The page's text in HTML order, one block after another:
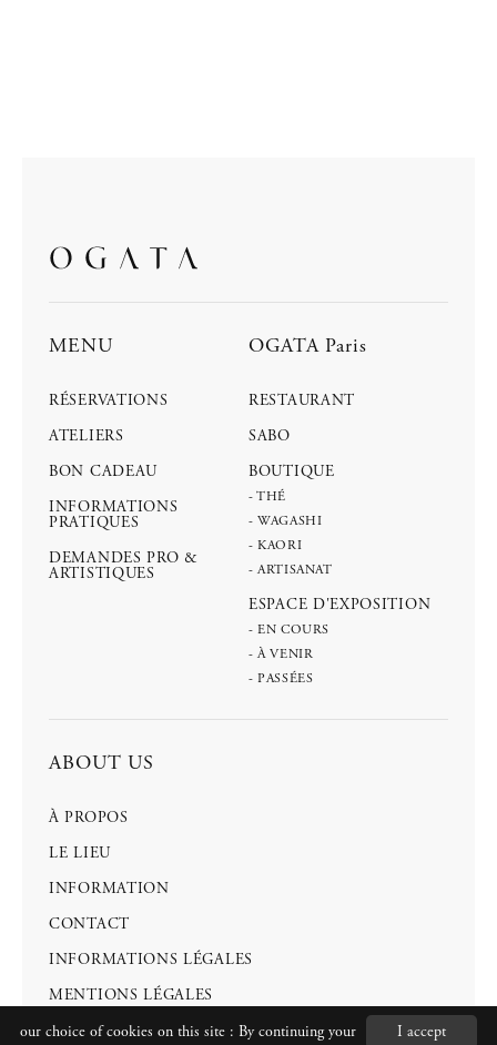
MENU
RÉSERVATIONS
ATELIERS
BON CADEAU
INFORMATIONS
PRATIQUES
DEMANDES PRO &
ARTISTIQUES
OGATA Paris
RESTAURANT
SABO
BOUTIQUE
- THÉ
- WAGASHI
- KAORI
- ARTISANAT
ESPACE D'EXPOSITION
- EN COURS
- À VENIR
- PASSÉES
ABOUT US
À PROPOS
LE LIEU
INFORMATION
CONTACT
INFORMATIONS LÉGALES
MENTIONS LÉGALES
I accept
our choice of cookies on this site : By continuing your